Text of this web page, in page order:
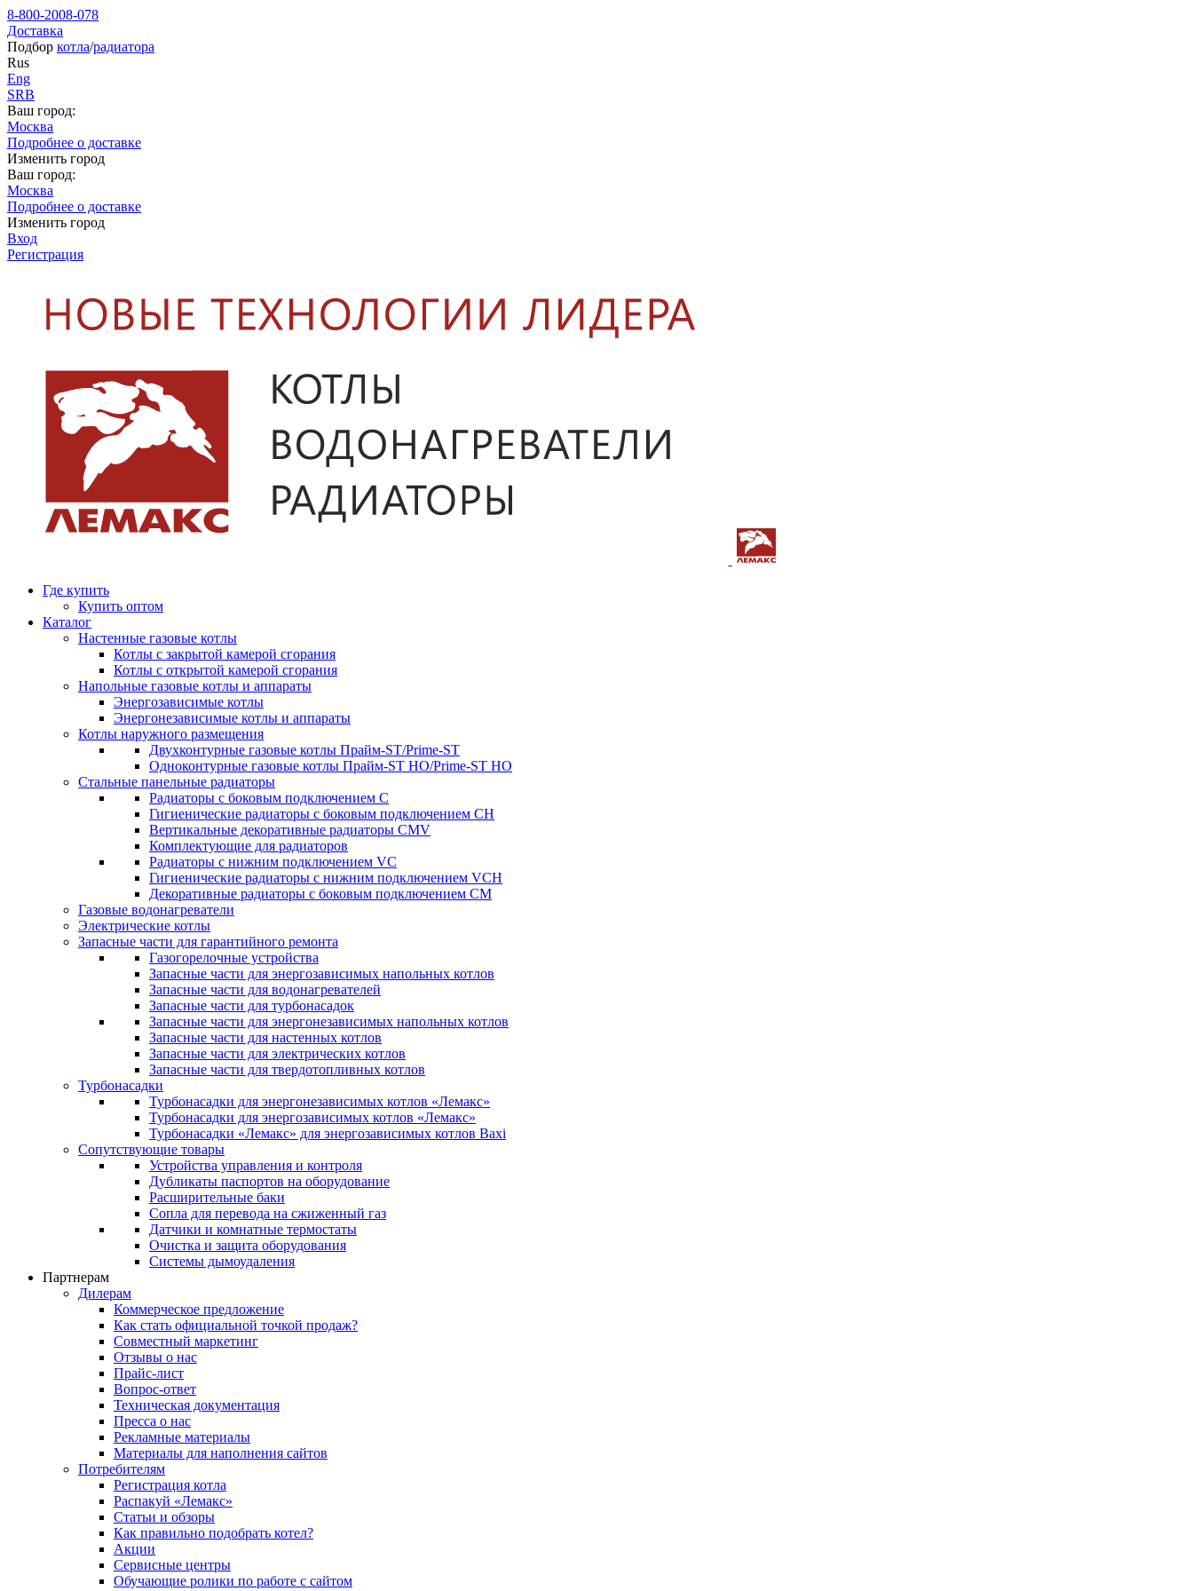
8-800-2008-078
Доставка
Подбор котла/радиатора
Rus
Eng
SRB
Ваш город:
Москва
Подробнее о доставке
Изменить город
Ваш город:
Москва
Подробнее о доставке
Изменить город
Вход
Регистрация
Где купить
Купить оптом
Каталог
Настенные газовые котлы
Котлы с закрытой камерой сгорания
Котлы с открытой камерой сгорания
Напольные газовые котлы и аппараты
Энергозависимые котлы
Энергонезависимые котлы и аппараты
Котлы наружного размещения
Двухконтурные газовые котлы Прайм-ST/Prime-ST
Одноконтурные газовые котлы Прайм-ST HO/Prime-ST HO
Стальные панельные радиаторы
Радиаторы c боковым подключением C
Гигиенические радиаторы c боковым подключением CH
Вертикальные декоративные радиаторы CMV
Комплектующие для радиаторов
Радиаторы c нижним подключением VC
Гигиенические радиаторы c нижним подключением VCH
Декоративные радиаторы с боковым подключением CM
Газовые водонагреватели
Электрические котлы
Запасные части для гарантийного ремонта
Газогорелочные устройства
Запасные части для энергозависимых напольных котлов
Запасные части для водонагревателей
Запасные части для турбонасадок
Запасные части для энергонезависимых напольных котлов
Запасные части для настенных котлов
Запасные части для электрических котлов
Запасные части для твердотопливных котлов
Турбонасадки
Турбонасадки для энергонезависимых котлов «Лемакс»
Турбонасадки для энергозависимых котлов «Лемакс»
Турбонасадки «Лемакс» для энергозависимых котлов Baxi
Сопутствующие товары
Устройства управления и контроля
Дубликаты паспортов на оборудование
Расширительные баки
Сопла для перевода на сжиженный газ
Датчики и комнатные термостаты
Очистка и защита оборудования
Системы дымоудаления
Партнерам
Дилерам
Коммерческое предложение
Как стать официальной точкой продаж?
Совместный маркетинг
Отзывы о нас
Прайс-лист
Вопрос-ответ
Техническая документация
Пресса о нас
Рекламные материалы
Материалы для наполнения сайтов
Потребителям
Регистрация котла
Распакуй «Лемакс»
Статьи и обзоры
Как правильно подобрать котел?
Акции
Сервисные центры
Обучающие ролики по работе с сайтом